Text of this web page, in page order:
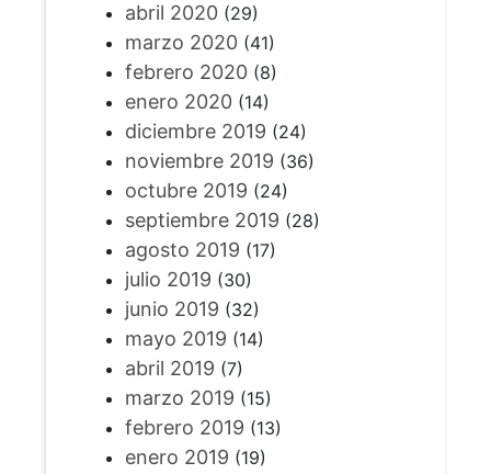
abril 2020(29)
marzo 2020(41)
febrero 2020(8)
enero 2020(14)
diciembre 2019 (24)
noviembre 2019 (36)
octubre 2019 (24)
septiembre 2019 (28)
agosto 2019 (17)
julio 2019 (30)
junio 2019 (32)
mayo 2019 (14)
abril 2019 (7)
marzo 2019 (15)
febrero 2019 (13)
enero 2019 (19)